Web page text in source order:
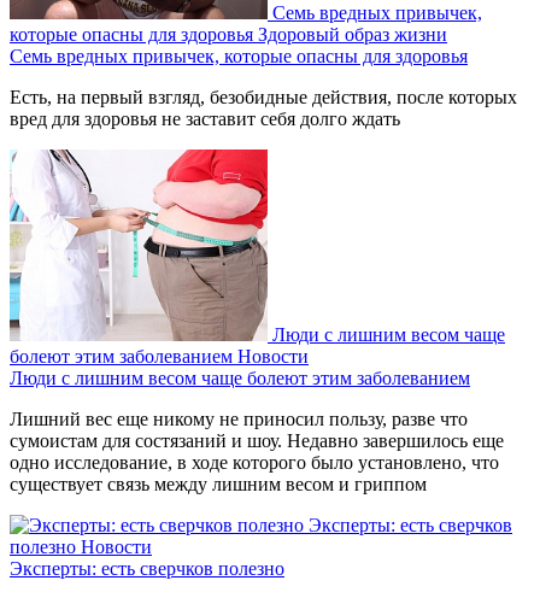
Семь вредных привычек,
которые опасны для здоровья Здоровый образ жизни
Семь вредных привычек, которые опасны для здоровья
Есть, на первый взгляд, безобидные действия, после которых
вред для здоровья не заставит себя долго ждать
Люди с лишним весом чаще
болеют этим заболеванием Новости
Люди с лишним весом чаще болеют этим заболеванием
Лишний вес еще никому не приносил пользу, разве что
сумоистам для состязаний и шоу. Недавно завершилось еще
одно исследование, в ходе которого было установлено, что
существует связь между лишним весом и гриппом
Эксперты: есть сверчков
полезно Новости
Эксперты: есть сверчков полезно